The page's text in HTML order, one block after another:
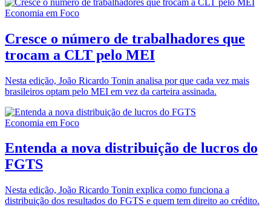
Economia em Foco
Cresce o número de trabalhadores que
trocam a CLT pelo MEI
Nesta edição, João Ricardo Tonin analisa por que cada vez mais
brasileiros optam pelo MEI em vez da carteira assinada.
Economia em Foco
Entenda a nova distribuição de lucros do
FGTS
Nesta edição, João Ricardo Tonin explica como funciona a
distribuição dos resultados do FGTS e quem tem direito ao crédito.